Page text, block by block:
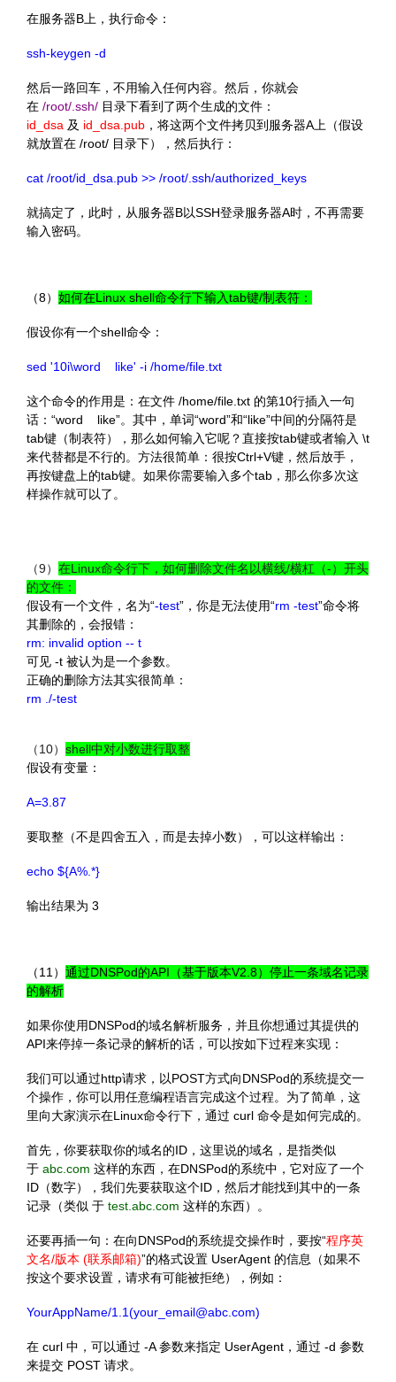
在服务器B上，执行命令：
ssh-keygen -d
然后一路回车，不用输入任何内容。然后，你就会
在 /root/.ssh/ 目录下看到了两个生成的文件：
id_dsa 及 id_dsa.pub ，将这两个文件拷贝到服务器A上（假设
就放置在 /root/ 目录下），然后执行：
cat /root/id_dsa.pub >> /root/.ssh/authorized_keys
就搞定了，此时，从服务器B以SSH登录服务器A时，不再需要
输入密码。
（8） 如何在Linux shell命令行下输入tab键/制表符：
假设你有一个shell命令：
sed '10i\word like' -i /home/file.txt
这个命令的作用是：在文件 /home/file.txt 的第10行插入一句
话：“word like”。其中，单词“word”和“like”中间的分隔符是
tab键（制表符），那么如何输入它呢？直接按tab键或者输入 \t
来代替都是不行的。方法很简单：很按Ctrl+V键，然后放手，
再按键盘上的tab键。如果你需要输入多个tab，那么你多次这
样操作就可以了。
（9） 在Linux命令行下，如何删除文件名以横线/横杠（-）开头
的文件：
假设有一个文件，名为“-test”，你是无法使用“rm -test”命令将
其删除的，会报错：
rm: invalid option -- t
可见 -t 被认为是一个参数。
正确的删除方法其实很简单：
rm ./-test
（10） shell中对小数进行取整
假设有变量：
A=3.87
要取整（不是四舍五入，而是去掉小数），可以这样输出：
echo ${A%.*}
输出结果为 3
（11） 通过DNSPod的API（基于版本V2.8）停止一条域名记录
的解析
如果你使用DNSPod的域名解析服务，并且你想通过其提供的
API来停掉一条记录的解析的话，可以按如下过程来实现：
我们可以通过http请求，以POST方式向DNSPod的系统提交一
个操作，你可以用任意编程语言完成这个过程。为了简单，这
里向大家演示在Linux命令行下，通过 curl 命令是如何完成的。
首先，你要获取你的域名的ID，这里说的域名，是指类似
于 abc.com 这样的东西，在DNSPod的系统中，它对应了一个
ID（数字），我们先要获取这个ID，然后才能找到其中的一条
记录（类似 于 test.abc.com 这样的东西）。
还要再插一句：在向DNSPod的系统提交操作时，要按“程序英
文名/版本 (联系邮箱)”的格式设置 UserAgent 的信息（如果不
按这个要求设置，请求有可能被拒绝），例如：
YourAppName/1.1(your_email@abc.com)
在 curl 中，可以通过 -A 参数来指定 UserAgent，通过 -d 参数
来提交 POST 请求。